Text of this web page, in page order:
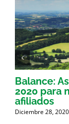
Balance:
2020 para
afiliados
Diciembre 28, 2020